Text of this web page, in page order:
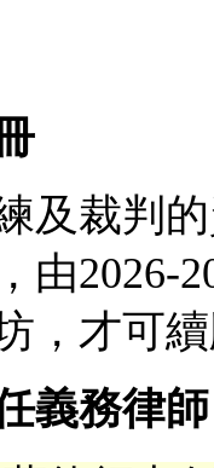
及裁判
由2026-
，才可
義務律師